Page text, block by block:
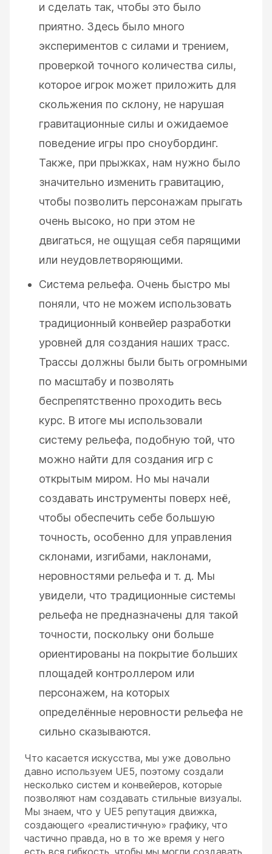
и сделать так, чтобы это было
приятно. Здесь было много
экспериментов с силами и трением,
проверкой точного количества силы,
которое игрок может приложить для
скольжения по склону, не нарушая
гравитационные силы и ожидаемое
поведение игры про сноубординг.
Также, при прыжках, нам нужно было
значительно изменить гравитацию,
чтобы позволить персонажам прыгать
очень высоко, но при этом не
двигаться, не ощущая себя парящими
или неудовлетворяющими.
Система рельефа. Очень быстро мы
поняли, что не можем использовать
традиционный конвейер разработки
уровней для создания наших трасс.
Трассы должны были быть огромными
по масштабу и позволять
беспрепятственно проходить весь
курс. В итоге мы использовали
систему рельефа, подобную той, что
можно найти для создания игр с
открытым миром. Но мы начали
создавать инструменты поверх неё,
чтобы обеспечить себе большую
точность, особенно для управления
склонами, изгибами, наклонами,
неровностями рельефа и т. д. Мы
увидели, что традиционные системы
рельефа не предназначены для такой
точности, поскольку они больше
ориентированы на покрытие больших
площадей контроллером или
персонажем, на которых
определённые неровности рельефа не
сильно сказываются.
Что касается искусства, мы уже довольно
давно используем UE5, поэтому создали
несколько систем и конвейеров, которые
позволяют нам создавать стильные визуалы.
Мы знаем, что у UE5 репутация движка,
создающего «реалистичную» графику, что
частично правда, но в то же время у него
есть вся гибкость, чтобы мы могли создавать